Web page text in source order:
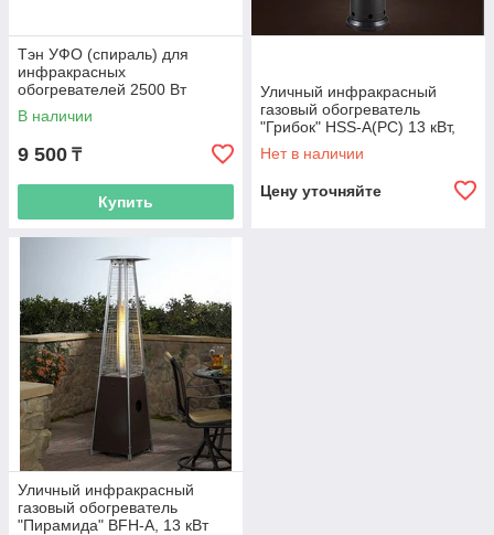
Тэн УФО (спираль) для
инфракрасных
обогревателей 2500 Вт
В наличии
9 500 ₸
Купить
Уличный инфракрасный
газовый обогреватель
"Грибок" HSS-A(PC) 13 кВт,
бронза
Нет в наличии
Цену уточняйте
Уличный инфракрасный
газовый обогреватель
"Пирамида" BFH-A, 13 кВт